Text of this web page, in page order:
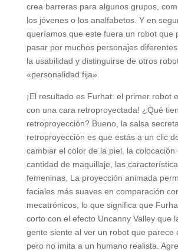
crea barreras para algunos grupos,
los jóvenes o los analfabetos. Y en
queríamos que este fuera un robot que
pasar por muchos personajes
la usabilidad y distinguirse de otros
«personalidad fija».
¡El resultado es Furhat: el primer robot
con una cara retroproyectada! ¿Qué
retroproyección? Bueno, la salsa
retroproyección es que estás a un clic
cambiar el color de la piel, la colocación
cantidad de maquillaje, las
femeninas, La proyección animada
faciales más suaves en comparación
mecatrónicos, lo que significa que
corto con el efecto Uncanny Valley que
gente siente al ver un robot que parece
pero no imita a un humano realista.